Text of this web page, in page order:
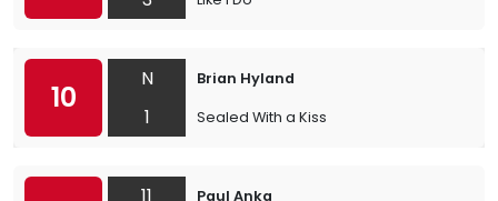
10
N
1
Brian Hyland
Sealed With a Kiss
11
Paul Anka